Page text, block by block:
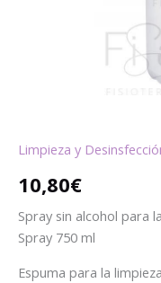
Limpieza y
10,80€
Spray sin alcohol para
Spray 750 ml
Espuma para la